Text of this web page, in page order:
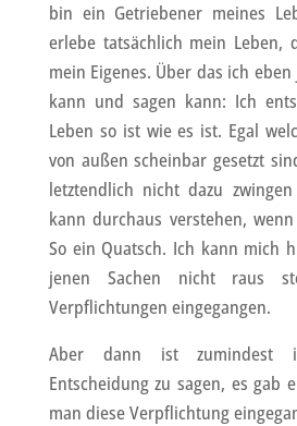
bin ein Getriebener meines
erlebe tatsächlich mein Leben,
mein Eigenes. Über das ich
kann und sagen kann: Ich
Leben so ist wie es ist. Egal
von außen scheinbar gesetzt
letztendlich nicht dazu
kann durchaus verstehen,
So ein Quatsch. Ich kann mich
jenen Sachen nicht raus
Verpflichtungen eingegangen.
Aber dann ist zumindest
Entscheidung zu sagen, es gab
man diese Verpflichtung